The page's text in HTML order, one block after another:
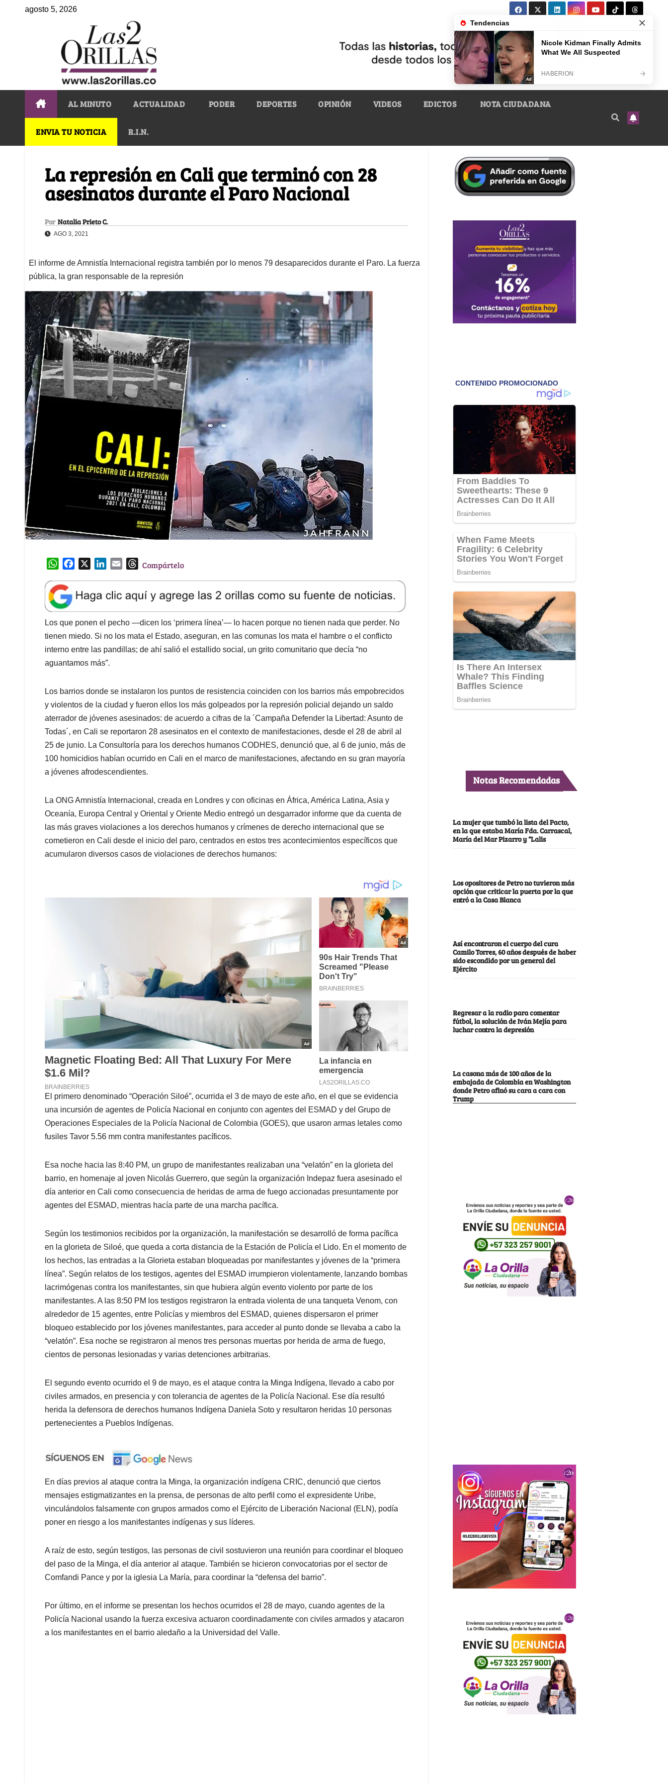
agosto 5, 2026
AL MINUTO ACTUALIDAD PODER DEPORTES OPINIÓN VIDEOS EDICTOS NOTA CIUDADANA
ENVIA TU NOTICIA R.I.N.
La represión en Cali que terminó con 28
asesinatos durante el Paro Nacional
Por Natalia Prieto C.
AGO 3, 2021
El informe de Amnistía Internacional registra también por lo menos 79 desaparecidos durante el Paro. La fuerza
pública, la gran responsable de la represión
W
a
t
s
A
p
p
e
b
o
o
k
k
e
d
I
n
l
T
e
a
d
s
Compártelo
Los que ponen el pecho —dicen los ‘primera línea’— lo hacen porque no tienen nada que perder. No
tienen miedo. Si no los mata el Estado, aseguran, en las comunas los mata el hambre o el conflicto
interno entre las pandillas; de ahí salió el estallido social, un grito comunitario que decía “no
aguantamos más”.
Los barrios donde se instalaron los puntos de resistencia coinciden con los barrios más empobrecidos
y violentos de la ciudad y fueron ellos los más golpeados por la represión policial dejando un saldo
aterrador de jóvenes asesinados: de acuerdo a cifras de la ´Campaña Defender la Libertad: Asunto de
Todas´, en Cali se reportaron 28 asesinatos en el contexto de manifestaciones, desde el 28 de abril al
25 de junio. La Consultoría para los derechos humanos CODHES, denunció que, al 6 de junio, más de
100 homicidios habían ocurrido en Cali en el marco de manifestaciones, afectando en su gran mayoría
a jóvenes afrodescendientes.
La ONG Amnistía Internacional, creada en Londres y con oficinas en África, América Latina, Asia y
Oceanía, Europa Central y Oriental y Oriente Medio entregó un desgarrador informe que da cuenta de
las más graves violaciones a los derechos humanos y crímenes de derecho internacional que se
cometieron en Cali desde el inicio del paro, centrados en estos tres acontecimientos específicos que
acumularon diversos casos de violaciones de derechos humanos:
El primero denominado “Operación Siloé”, ocurrida el 3 de mayo de este año, en el que se evidencia
una incursión de agentes de Policía Nacional en conjunto con agentes del ESMAD y del Grupo de
Operaciones Especiales de la Policía Nacional de Colombia (GOES), que usaron armas letales como
fusiles Tavor 5.56 mm contra manifestantes pacíficos.
Esa noche hacia las 8:40 PM, un grupo de manifestantes realizaban una “velatón” en la glorieta del
barrio, en homenaje al joven Nicolás Guerrero, que según la organización Indepaz fuera asesinado el
día anterior en Cali como consecuencia de heridas de arma de fuego accionadas presuntamente por
agentes del ESMAD, mientras hacía parte de una marcha pacífica.
Según los testimonios recibidos por la organización, la manifestación se desarrolló de forma pacífica
en la glorieta de Siloé, que queda a corta distancia de la Estación de Policía el Lido. En el momento de
los hechos, las entradas a la Glorieta estaban bloqueadas por manifestantes y jóvenes de la “primera
línea”. Según relatos de los testigos, agentes del ESMAD irrumpieron violentamente, lanzando bombas
lacrimógenas contra los manifestantes, sin que hubiera algún evento violento por parte de los
manifestantes. A las 8:50 PM los testigos registraron la entrada violenta de una tanqueta Venom, con
alrededor de 15 agentes, entre Policías y miembros del ESMAD, quienes dispersaron el primer
bloqueo establecido por los jóvenes manifestantes, para acceder al punto donde se llevaba a cabo la
“velatón”. Esa noche se registraron al menos tres personas muertas por herida de arma de fuego,
cientos de personas lesionadas y varias detenciones arbitrarias.
El segundo evento ocurrido el 9 de mayo, es el ataque contra la Minga Indígena, llevado a cabo por
civiles armados, en presencia y con tolerancia de agentes de la Policía Nacional. Ese día resultó
herida la defensora de derechos humanos Indígena Daniela Soto y resultaron heridas 10 personas
pertenecientes a Pueblos Indígenas.
En días previos al ataque contra la Minga, la organización indígena CRIC, denunció que ciertos
mensajes estigmatizantes en la prensa, de personas de alto perfil como el expresidente Uribe,
vinculándolos falsamente con grupos armados como el Ejército de Liberación Nacional (ELN), podía
poner en riesgo a los manifestantes indígenas y sus líderes.
A raíz de esto, según testigos, las personas de civil sostuvieron una reunión para coordinar el bloqueo
del paso de la Minga, el día anterior al ataque. También se hicieron convocatorias por el sector de
Comfandi Pance y por la iglesia La María, para coordinar la “defensa del barrio”.
Por último, en el informe se presentan los hechos ocurridos el 28 de mayo, cuando agentes de la
Policía Nacional usando la fuerza excesiva actuaron coordinadamente con civiles armados y atacaron
a los manifestantes en el barrio aledaño a la Universidad del Valle.
Notas Recomendadas
La mujer que tumbó la lista del Pacto,
en la que estaba María Fda. Carrascal,
María del Mar Pizarro y “Lalis
Los opositores de Petro no tuvieron más
opción que criticar la puerta por la que
entró a la Casa Blanca
Así encontraron el cuerpo del cura
Camilo Torres, 60 años después de haber
sido escondido por un general del
Ejército
Regresar a la radio para comentar
fútbol, la solución de Iván Mejía para
luchar contra la depresión
La casona más de 100 años de la
embajada de Colombia en Washington
donde Petro afinó su cara a cara con
Trump